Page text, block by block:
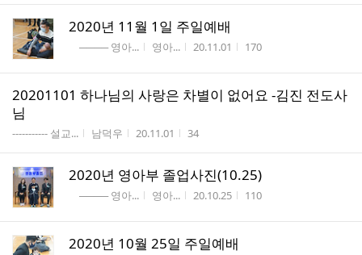
2020년 11월 1일 주일예배
게시판명
──── 영아... 작성자
영아... 작성시간
20.11.01 조회수
170
20201101 하나님의 사랑은 차별이 없어요 -김진 전도사
님
게시판명
----------- 설교... 작성자
남덕우 작성시간
20.11.01 조회수
34
2020년 영아부 졸업사진(10.25)
게시판명
──── 영아... 작성자
영아... 작성시간
20.10.25 조회수
110
2020년 10월 25일 주일예배